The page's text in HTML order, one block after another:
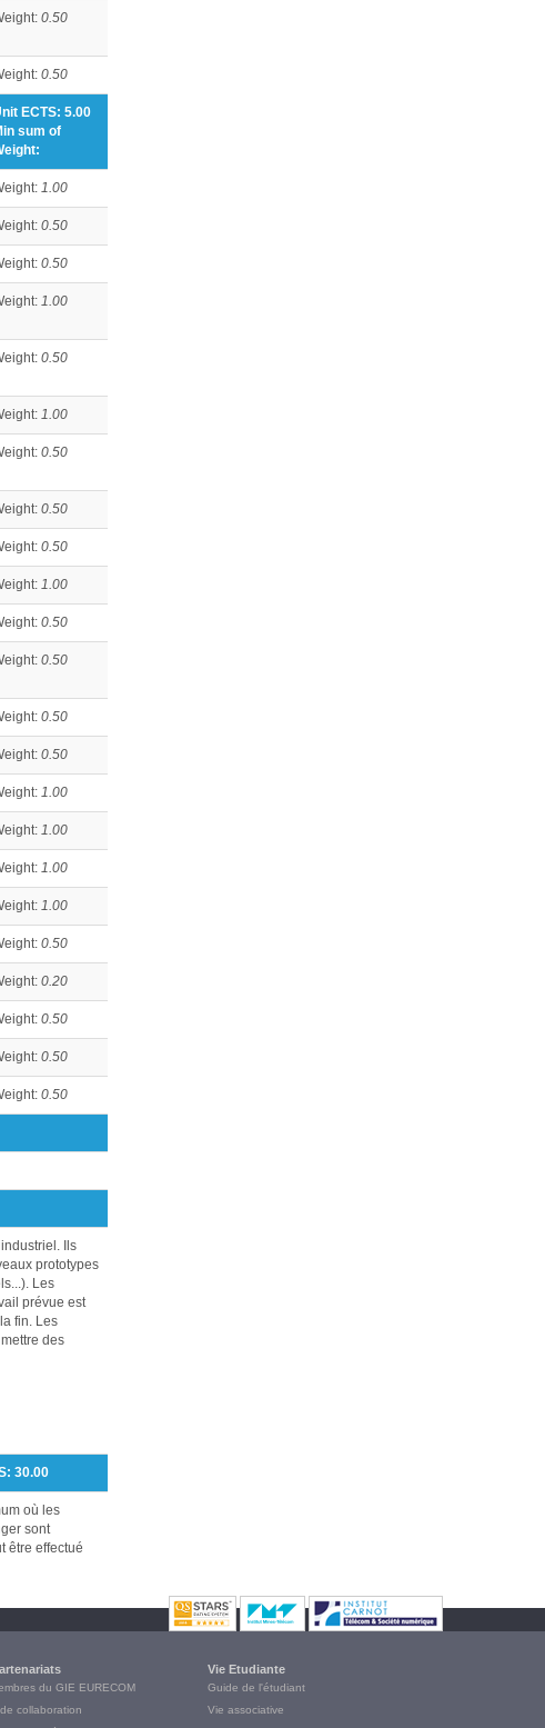
0.50
0.50
ECTS: 5.00
sum of
1.00
0.50
0.50
1.00
0.50
1.00
0.50
0.50
0.50
1.00
0.50
0.50
0.50
0.50
1.00
1.00
1.00
1.00
0.50
0.20
0.50
0.50
0.50
Ils
prototypes
Les
prévue est
fin. Les
des
30.00
où les
sont
être effectué
du GIE EURECOM
collaboration
Vie Etudiante
Guide de l'étudiant
Vie associative